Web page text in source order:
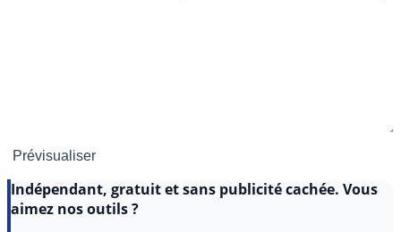
Indépendant, gratuit et sans publicité cachée. Vous